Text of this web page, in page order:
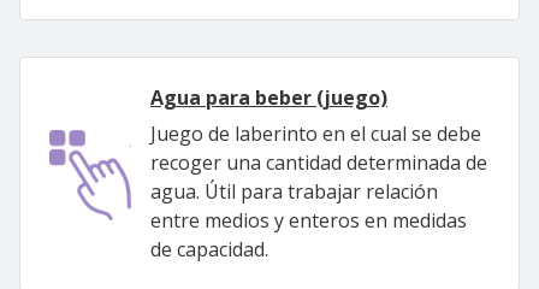
Agua para beber (juego)
Juego de laberinto en el cual se debe
recoger una cantidad determinada de
agua. Útil para trabajar relación
entre medios y enteros en medidas
de capacidad.